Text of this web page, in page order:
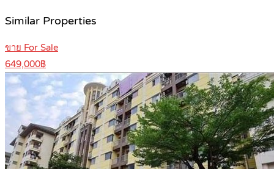
Similar Properties
ขาย For Sale
649,000฿